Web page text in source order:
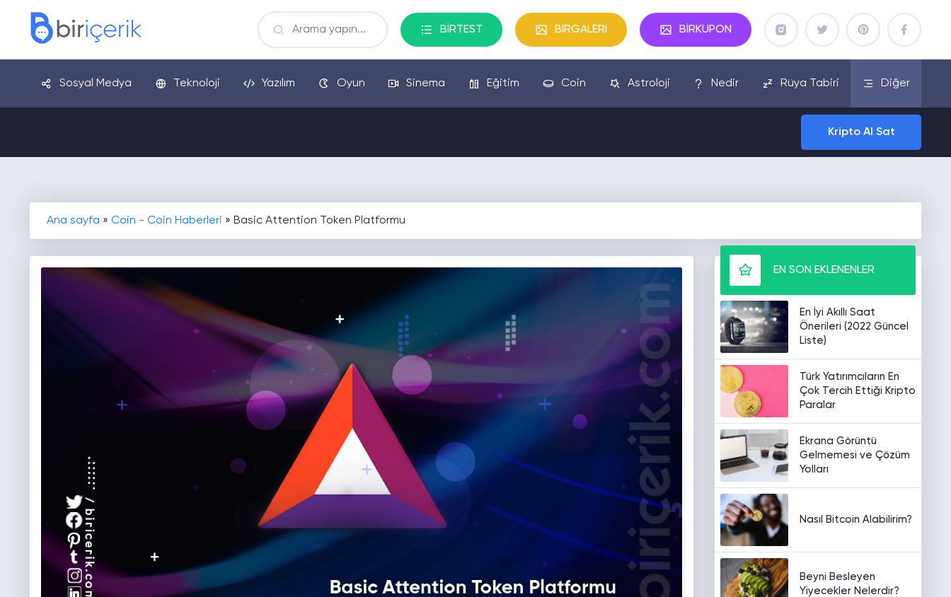
BİRTEST BİRGALERİ BİRKUPON
Sosyal Medya Teknoloji Yazılım Oyun Sinema Eğitim Coin Astroloji Nedir Rüya Tabiri Diğer
Kripto Al Sat
Ana sayfa » Coin - Coin Haberleri » Basic Attention Token Platformu
EN SON EKLENENLER
En İyi Akıllı Saat
Önerileri (2022 Güncel
Liste)
Türk Yatırımcıların En
Çok Tercih Ettiği Kripto
Paralar
Ekrana Görüntü
Gelmemesi ve Çözüm
Yolları
Nasıl Bitcoin Alabilirim?
Beyni Besleyen
Yiyecekler Nelerdir?